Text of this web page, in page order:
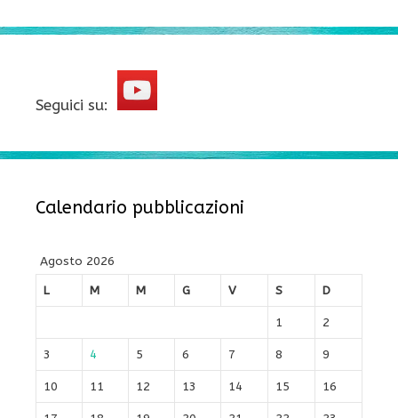
Seguici su:
Calendario pubblicazioni
Agosto 2026
L
M M G V S D
1 2
3 4 5 6 7 8 9
10 11 12 13 14 15 16